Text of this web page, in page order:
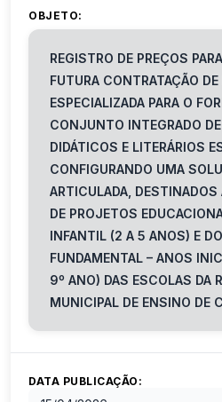
OBJETO:
REGISTRO DE PREÇOS
FUTURA CONTRATAÇÃO DE
ESPECIALIZADA PARA O
CONJUNTO INTEGRADO
DIDÁTICOS E LITERÁRIOS
CONFIGURANDO UMA
ARTICULADA, DESTINADOS
DE PROJETOS
INFANTIL (2 A 5 ANOS) E
FUNDAMENTAL – ANOS
9º ANO) DAS ESCOLAS DA
MUNICIPAL DE ENSINO DE
DATA PUBLICAÇÃO: